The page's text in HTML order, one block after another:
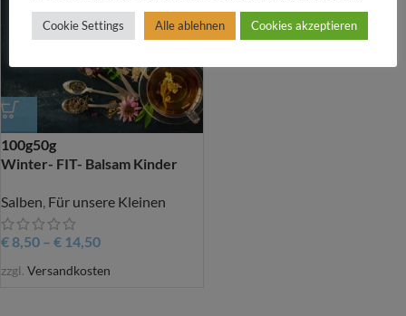
100g50g
Winter- FIT- Balsam Kinder
Salben, Für unsere Kleinen
€ 8,50 – € 14,50
zzgl. Versandkosten
Cookie Settings Alle ablehnen Cookies akzeptieren